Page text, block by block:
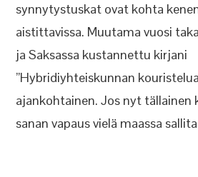
synnytystuskat ovat kohta
aistittavissa. Muutama vuosi
ja Saksassa kustannettu kirjani
”Hybridiyhteiskunnan
ajankohtainen. Jos nyt tällainen
sanan vapaus vielä maassa